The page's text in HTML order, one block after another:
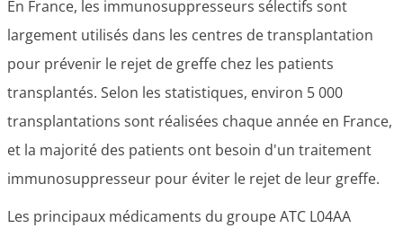
En France, les immunosuppresseurs sélectifs sont
largement utilisés dans les centres de transplantation
pour prévenir le rejet de greffe chez les patients
transplantés. Selon les statistiques, environ 5 000
transplantations sont réalisées chaque année en France,
et la majorité des patients ont besoin d'un traitement
immunosuppresseur pour éviter le rejet de leur greffe.
Les principaux médicaments du groupe ATC L04AA